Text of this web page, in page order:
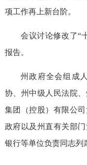
项工作再上新台阶。
会议讨论修改了“
报告。
州政府全会组成
协、州中级人民法院
集团（控股）有限公
政府以及州直有关部
银行等单位负责同志列